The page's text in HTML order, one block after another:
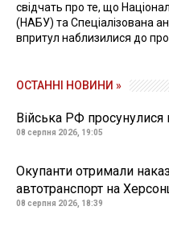
свідчать про те, що
(НАБУ) та Спеціалізована
впритул наблизилися до
ОСТАННІ НОВИНИ »
Війська РФ
08 серпня 2026, 19:05
Окупанти отримали
автотранспорт на
08 серпня 2026, 18:39